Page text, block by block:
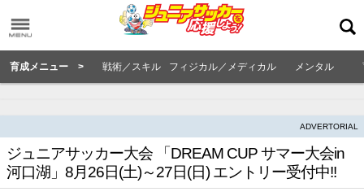
育成メニュー > 戦術／スキル フィジカル／メディカル メンタル
ADVERTORIAL
ジュニアサッカー大会 「DREAM CUP サマー大会in
河口湖」8月26日(土)～27日(日) エントリー受付中!!